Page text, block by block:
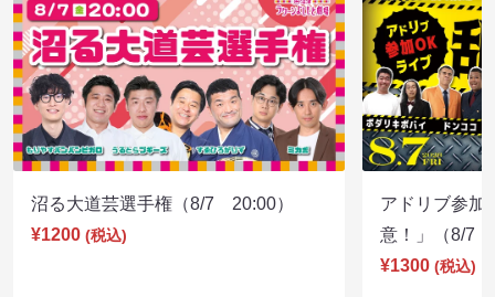
沼る大道芸選手権（8/7 20:00）
¥1200 (税込)
アドリブ参加
意！」（8/7
¥1300 (税込)